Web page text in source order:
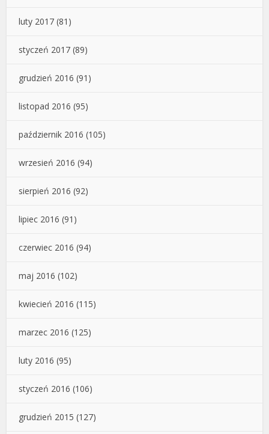
luty 2017 (81)
styczeń 2017 (89)
grudzień 2016 (91)
listopad 2016 (95)
październik 2016 (105)
wrzesień 2016 (94)
sierpień 2016 (92)
lipiec 2016 (91)
czerwiec 2016 (94)
maj 2016 (102)
kwiecień 2016 (115)
marzec 2016 (125)
luty 2016 (95)
styczeń 2016 (106)
grudzień 2015 (127)